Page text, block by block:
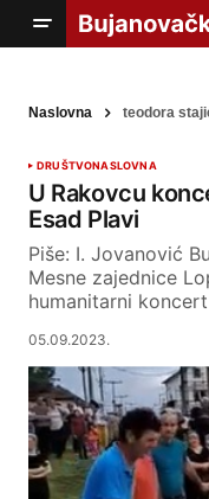
Naslovna teodora
DRUŠTVONASLOVNA
U Rakovcu
Esad Plavi
Piše: I. Jovanović
Mesne zajednice
humanitarni
05.09.2023.